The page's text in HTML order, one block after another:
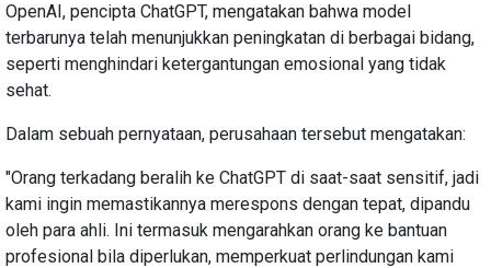
OpenAI, pencipta ChatGPT, mengatakan bahwa model
terbarunya telah menunjukkan peningkatan di berbagai bidang,
seperti menghindari ketergantungan emosional yang tidak
sehat.
Dalam sebuah pernyataan, perusahaan tersebut mengatakan:
"Orang terkadang beralih ke ChatGPT di saat-saat sensitif, jadi
kami ingin memastikannya merespons dengan tepat, dipandu
oleh para ahli. Ini termasuk mengarahkan orang ke bantuan
profesional bila diperlukan, memperkuat perlindungan kami